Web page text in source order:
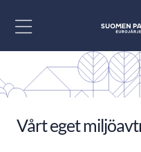
Vårt eget